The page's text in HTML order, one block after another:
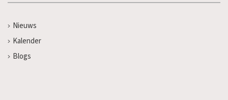
Nieuws
Kalender
Blogs